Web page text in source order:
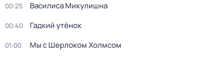
00:25 Василиса Микулишна
00:40 Гадкий утёнок
01:00 Мы с Шерлоком Холмсом